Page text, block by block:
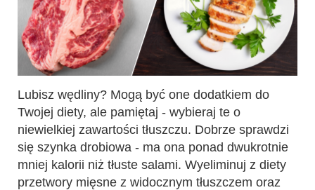
Lubisz wędliny? Mogą być one dodatkiem do
Twojej diety, ale pamiętaj - wybieraj te o
niewielkiej zawartości tłuszczu. Dobrze sprawdzi
się szynka drobiowa - ma ona ponad dwukrotnie
mniej kalorii niż tłuste salami. Wyeliminuj z diety
przetwory mięsne z widocznym tłuszczem oraz